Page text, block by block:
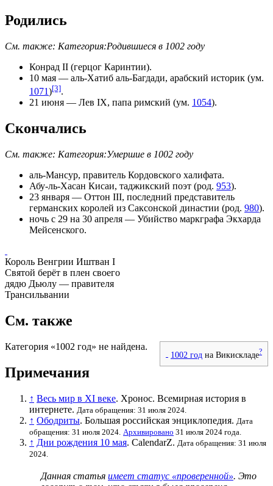
Родились
См. также: Категория:Родившиеся в 1002 году
Конрад II (герцог Каринтии).
10 мая — аль-Хатиб аль-Багдади, арабский историк (ум.
1071)[3].
21 июня — Лев IX, папа римский (ум. 1054).
Скончались
См. также: Категория:Умершие в 1002 году
аль-Мансур, правитель Кордовского халифата.
Абу-ль-Хасан Кисаи, таджикский поэт (род. 953).
23 января — Оттон III, последний представитель
германских королей из Саксонской династии (род. 980).
ночь с 29 на 30 апреля — Убийство маркграфа Экхарда
Мейсенского.
Король Венгрии Иштван I
Святой берёт в плен своего
дядю Дьюлу — правителя
Трансильвании
См. также
1002 год на Викискладе?
Категория «1002 год» не найдена.
Примечания
↑ Весь мир в XI веке. Хронос. Всемирная история в
интернете. Дата обращения: 31 июля 2024.
↑ Ободриты. Большая российская энциклопедия. Дата
обращения: 31 июля 2024. Архивировано 31 июля 2024 года.
↑ Дни рождения 10 мая. CalendarZ. Дата обращения: 31 июля
2024.
Данная статья имеет статус «проверенной». Это